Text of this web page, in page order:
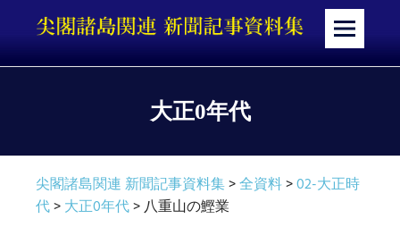
テ
メ
大正0年代
尖閣諸島関連 新聞記事資料集>全資料>02-大正時
代>大正0年代>八重山の鰹業